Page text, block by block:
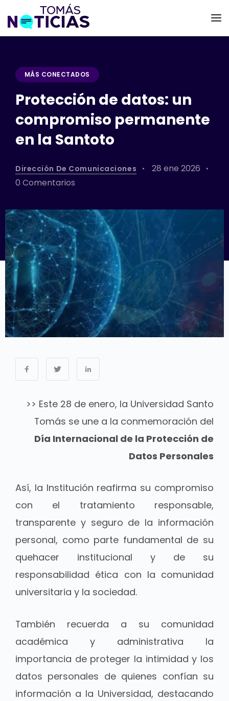
MÁS CONECTADOS
Protección de datos: un
compromiso permanente
en la Santoto
Dirección De Comunicaciones
28 ene 2026
0 Comentarios
>> Este 28 de enero, la Universidad Santo
Tomás se une a la conmemoración del
Día Internacional de la Protección de
Datos Personales
Así, la Institución reafirma su compromiso
con el tratamiento responsable,
transparente y seguro de la información
personal, como parte fundamental de su
quehacer institucional y de su
responsabilidad ética con la comunidad
universitaria y la sociedad.
También recuerda a su comunidad
académica y administrativa la
importancia de proteger la intimidad y los
datos personales de quienes confían su
información a la Universidad, destacando